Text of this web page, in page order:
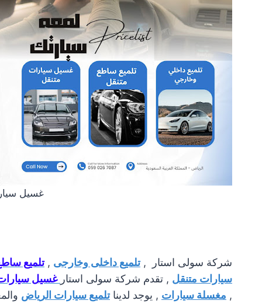
غسيل
شركة سولى استار ,تلميع داخلى وخارجى ,تلميع
سيارات متنقل , تقدم شركة سولى استار غسيل
, مغسلة سيارات , يوجد لديناتلميع سيارات الرياض